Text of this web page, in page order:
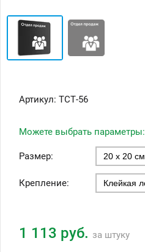
Артикул: ТСТ-56
Можете выбрать параметры:
Размер:
Крепление:
1 113 руб. за штуку